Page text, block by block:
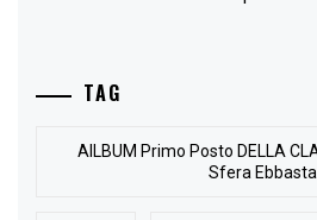
TAG
AlLBUM Primo Posto DELLA
Sfera Ebbasta